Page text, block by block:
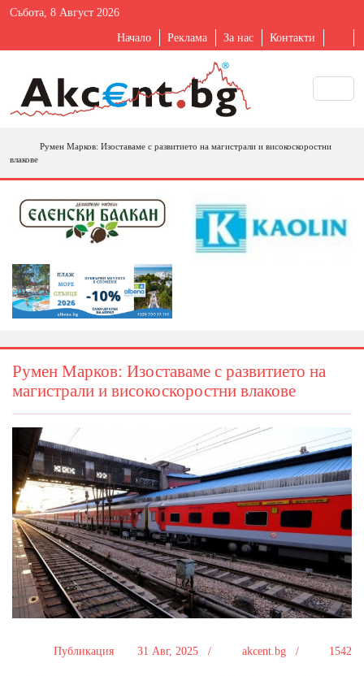
Събота, 8 Август 2026
Начало Реклама За нас Контакти
Румен Марков: Изоставаме с развитието на магистрали и високоскоростни
влакове
Румен Марков: Изоставаме с развитието на
магистрали и високоскоростни влакове
Публикация 31 Авг, 2025 / akcent.bg / 1542